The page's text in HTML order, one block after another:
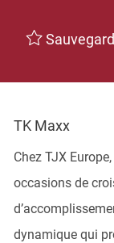
TK Maxx
Chez TJX
occasions de
dynamique qui